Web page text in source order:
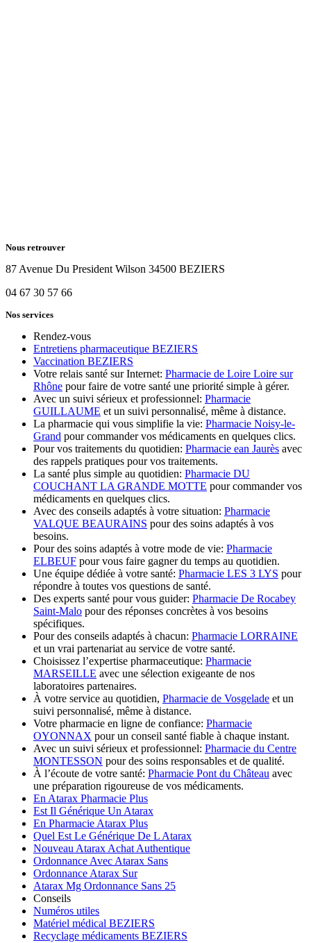
Nous retrouver
87 Avenue Du President Wilson 34500 BEZIERS
04 67 30 57 66
Nos services
Rendez-vous
Entretiens pharmaceutique BEZIERS
Vaccination BEZIERS
Votre relais santé sur Internet: Pharmacie de Loire Loire sur
Rhône pour faire de votre santé une priorité simple à gérer.
Avec un suivi sérieux et professionnel: Pharmacie
GUILLAUME et un suivi personnalisé, même à distance.
La pharmacie qui vous simplifie la vie: Pharmacie Noisy-le-
Grand pour commander vos médicaments en quelques clics.
Pour vos traitements du quotidien: Pharmacie ean Jaurès avec
des rappels pratiques pour vos traitements.
La santé plus simple au quotidien: Pharmacie DU
COUCHANT LA GRANDE MOTTE pour commander vos
médicaments en quelques clics.
Avec des conseils adaptés à votre situation: Pharmacie
VALQUE BEAURAINS pour des soins adaptés à vos
besoins.
Pour des soins adaptés à votre mode de vie: Pharmacie
ELBEUF pour vous faire gagner du temps au quotidien.
Une équipe dédiée à votre santé: Pharmacie LES 3 LYS pour
répondre à toutes vos questions de santé.
Des experts santé pour vous guider: Pharmacie De Rocabey
Saint-Malo pour des réponses concrètes à vos besoins
spécifiques.
Pour des conseils adaptés à chacun: Pharmacie LORRAINE
et un vrai partenariat au service de votre santé.
Choisissez l’expertise pharmaceutique: Pharmacie
MARSEILLE avec une sélection exigeante de nos
laboratoires partenaires.
À votre service au quotidien, Pharmacie de Vosgelade et un
suivi personnalisé, même à distance.
Votre pharmacie en ligne de confiance: Pharmacie
OYONNAX pour un conseil santé fiable à chaque instant.
Avec un suivi sérieux et professionnel: Pharmacie du Centre
MONTESSON pour des soins responsables et de qualité.
À l’écoute de votre santé: Pharmacie Pont du Château avec
une préparation rigoureuse de vos médicaments.
En Atarax Pharmacie Plus
Est Il Générique Un Atarax
En Pharmacie Atarax Plus
Quel Est Le Générique De L Atarax
Nouveau Atarax Achat Authentique
Ordonnance Avec Atarax Sans
Ordonnance Atarax Sur
Atarax Mg Ordonnance Sans 25
Conseils
Numéros utiles
Matériel médical BEZIERS
Recyclage médicaments BEZIERS